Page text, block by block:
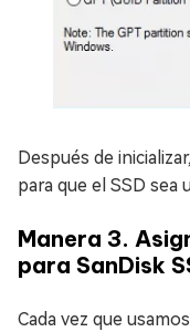
Después de
para que el SSD sea
Manera 3.
para SanDisk
Cada vez que